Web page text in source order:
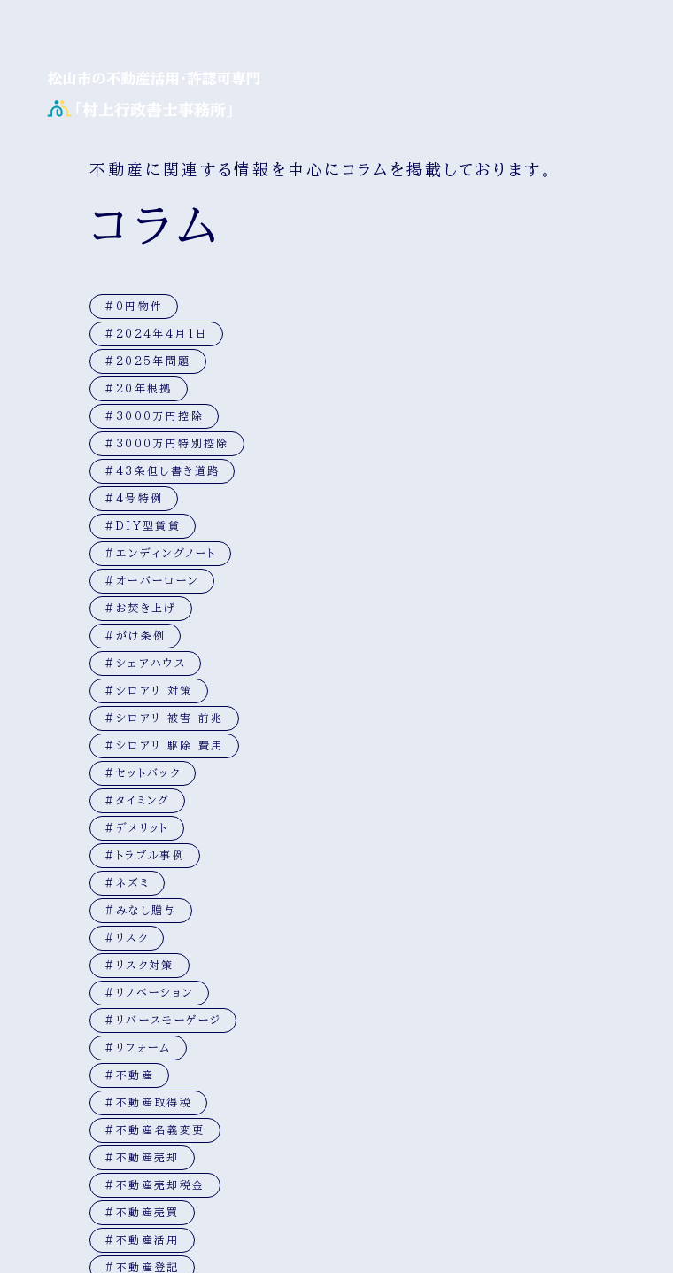
不動産に関連する情報を中心にコラムを掲載しております。
コラム
#0円物件
#2024年4月1日
#2025年問題
#20年根拠
#3000万円控除
#3000万円特別控除
#43条但し書き道路
#4号特例
#DIY型賃貸
#エンディングノート
#オーバーローン
#お焚き上げ
#がけ条例
#シェアハウス
#シロアリ 対策
#シロアリ 被害 前兆
#シロアリ 駆除 費用
#セットバック
#タイミング
#デメリット
#トラブル事例
#ネズミ
#みなし贈与
#リスク
#リスク対策
#リノベーション
#リバースモーゲージ
#リフォーム
#不動産
#不動産取得税
#不動産名義変更
#不動産売却
#不動産売却税金
#不動産売買
#不動産活用
#不動産登記